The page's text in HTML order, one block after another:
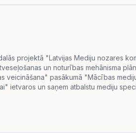
projektā "Latvijas Mediju nozares
un noturības mehānisma
veicināšana" pasākumā "Mācības
ietvaros un saņem atbalstu mediju